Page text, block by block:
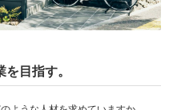
目指す。